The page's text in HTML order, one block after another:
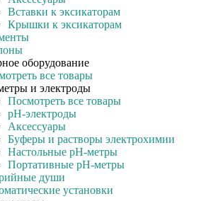
Вставки к эксикаторам
Крышки к эксикаторам
оборудование
все товары
и электроды
Посмотреть все товары
pH-электроды
Аксессуары
Буферы и растворы электрохимии
Настольные рН-метры
Портативные рН-метры
души
установки